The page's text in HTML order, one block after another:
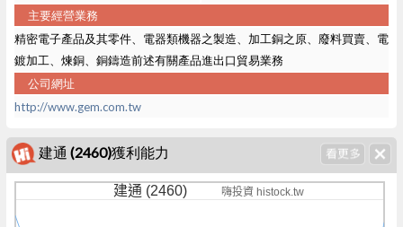
主要經營業務
精密電子產品及其零件、電器類機器之製造、加工銅之原、廢料買賣、電
鍍加工、煉銅、銅鑄造前述有關產品進出口貿易業務
公司網址
http://www.gem.com.tw
建通 (2460)獲利能力
建通 (2460) 嗨投資 histock.tw